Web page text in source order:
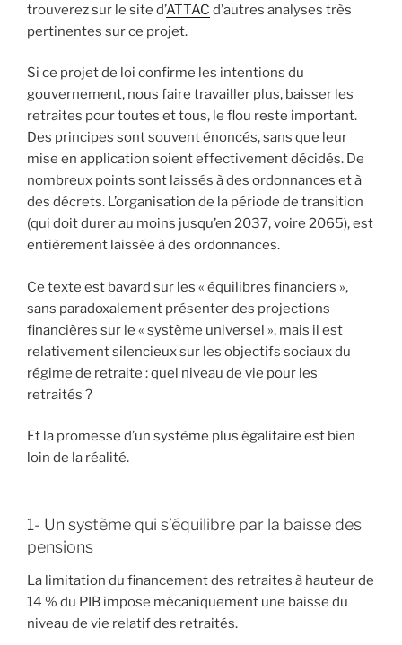
trouverez sur le site d’ATTAC d’autres analyses très
pertinentes sur ce projet.
Si ce projet de loi confirme les intentions du
gouvernement, nous faire travailler plus, baisser les
retraites pour toutes et tous, le flou reste important.
Des principes sont souvent énoncés, sans que leur
mise en application soient effectivement décidés. De
nombreux points sont laissés à des ordonnances et à
des décrets. L’organisation de la période de transition
(qui doit durer au moins jusqu’en 2037, voire 2065), est
entièrement laissée à des ordonnances.
Ce texte est bavard sur les « équilibres financiers »,
sans paradoxalement présenter des projections
financières sur le « système universel », mais il est
relativement silencieux sur les objectifs sociaux du
régime de retraite : quel niveau de vie pour les
retraités ?
Et la promesse d’un système plus égalitaire est bien
loin de la réalité.
1- Un système qui s’équilibre par la baisse des
pensions
La limitation du financement des retraites à hauteur de
14 % du PIB impose mécaniquement une baisse du
niveau de vie relatif des retraités.